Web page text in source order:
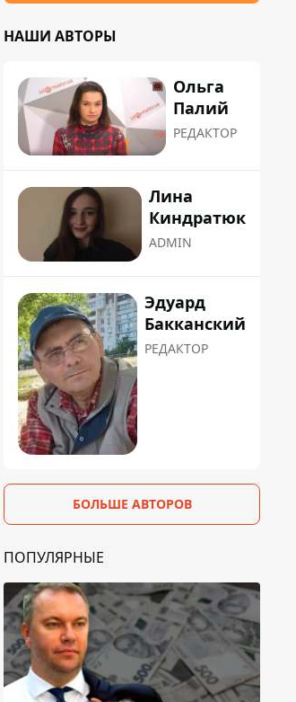
НАШИ АВТОРЫ
Ольга
Палий
РЕДАКТОР
Лина
Киндратюк
ADMIN
Эдуард
Бакканский
РЕДАКТОР
БОЛЬШЕ АВТОРОВ
ПОПУЛЯРНЫЕ